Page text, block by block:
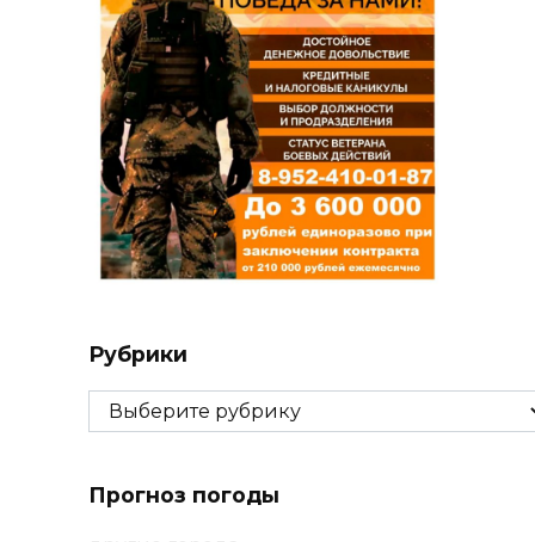
Рубрики
Рубрики
Прогноз погоды